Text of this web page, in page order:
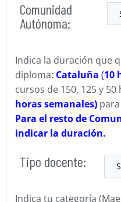
Comunidad
Autónoma:
Indica la duración que
diploma: Cataluña (10
cursos de 150, 125 y 50
horas semanales)
Para el resto de
indicar la duración.
Tipo docente:
Indica tu categoría